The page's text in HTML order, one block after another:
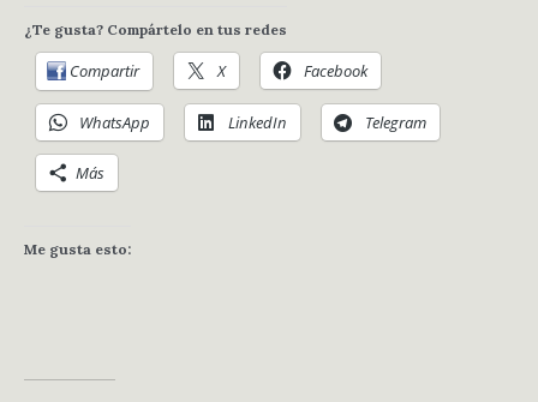
¿Te gusta? Compártelo en tus redes
Compartir X Facebook
WhatsApp LinkedIn Telegram
Más
Me gusta esto: